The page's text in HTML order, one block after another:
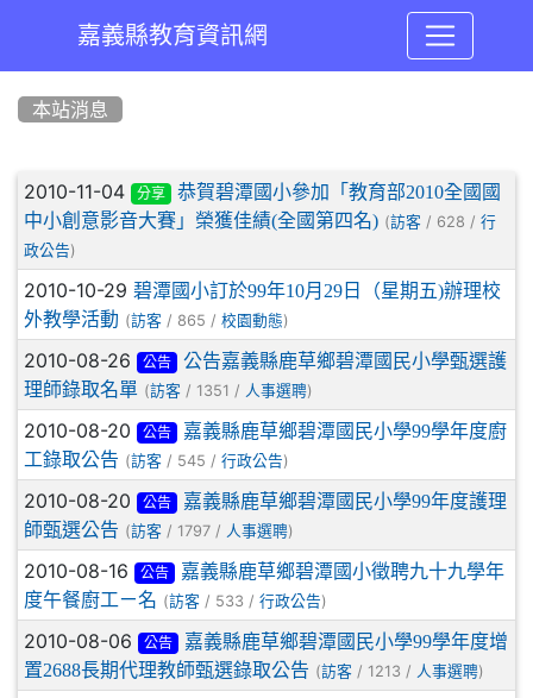
嘉義縣教育資訊網
本站消息
文章列表
2010-11-04 分享
恭賀碧潭國小參加「教育部2010全國國
中小創意影音大賽」榮獲佳績(全國第四名) (訪客 / 628 / 行
政公告)
2010-10-29 碧潭國小訂於99年10月29日（星期五)辦理校
外教學活動 (訪客 / 865 / 校園動態)
2010-08-26 公告
公告嘉義縣鹿草鄉碧潭國民小學甄選護
理師錄取名單 (訪客 / 1351 / 人事選聘)
2010-08-20 公告
嘉義縣鹿草鄉碧潭國民小學99學年度廚
工錄取公告 (訪客 / 545 / 行政公告)
2010-08-20 公告
嘉義縣鹿草鄉碧潭國民小學99年度護理
師甄選公告 (訪客 / 1797 / 人事選聘)
2010-08-16 公告
嘉義縣鹿草鄉碧潭國小徵聘九十九學年
度午餐廚工ㄧ名 (訪客 / 533 / 行政公告)
2010-08-06 公告
嘉義縣鹿草鄉碧潭國民小學99學年度增
置2688長期代理教師甄選錄取公告 (訪客 / 1213 / 人事選聘)